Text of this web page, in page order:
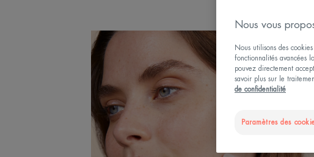
Nous vous
Nous utilisons des
fonctionnalités avancées
pouvez directement
savoir plus sur le
de confidentialité
Paramètres des